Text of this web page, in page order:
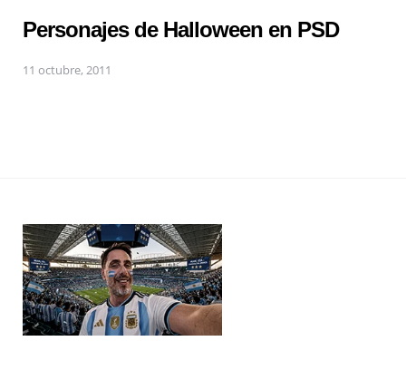
Personajes de Halloween en PSD
11 octubre, 2011